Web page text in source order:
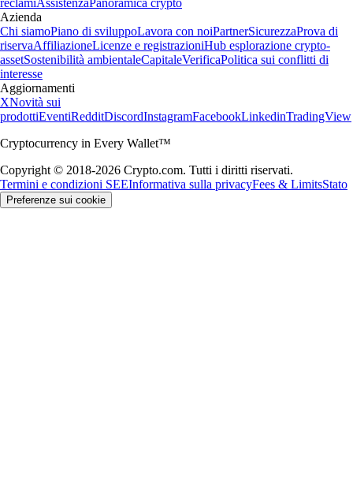
reclamiAssistenza Panoramica crypto
Azienda
Chi siamoPiano di sviluppoLavora con noiPartnerSicurezzaProva di
riservaAffiliazioneLicenze e registrazioniHub esplorazione crypto-
assetSostenibilità ambientaleCapitaleVerificaPolitica sui conflitti di
interesse
Aggiornamenti
XNovità sui
prodottiEventiRedditDiscordInstagramFacebookLinkedinTradingView
Cryptocurrency in Every Wallet™
Copyright © 2018-2026 Crypto.com. Tutti i diritti riservati.
Termini e condizioni SEEInformativa sulla privacyFees & LimitsStato
Preferenze sui cookie